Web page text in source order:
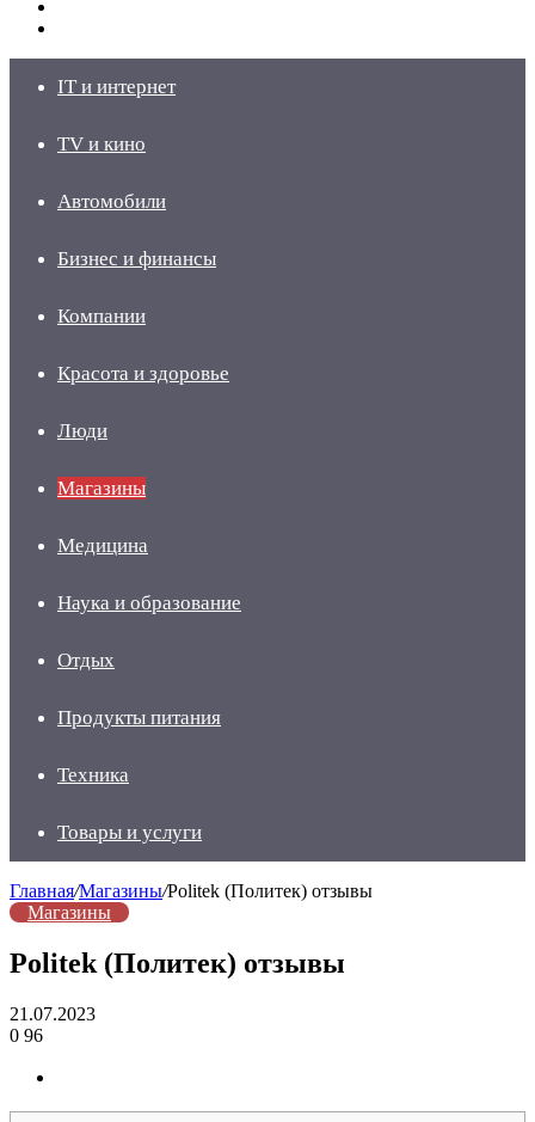
IT и интернет
TV и кино
Автомобили
Бизнес и финансы
Компании
Красота и здоровье
Люди
Магазины
Медицина
Наука и образование
Отдых
Продукты питания
Техника
Товары и услуги
Главная/Магазины/Politek (Политек) отзывы
Магазины
Politek (Политек) отзывы
21.07.2023
0 96